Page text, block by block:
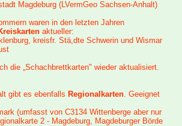
Magdeburg (LVermGeo Sachsen-Anhalt)
waren in den letzten Jahren
aktueller:
kreisfr. Stä,dte Schwerin und Wismar
die „Schachbrettkarten" wieder aktualisiert.
gibt es ebenfalls Regionalkarten. Geeignet
(umfasst von C3134 Wittenberge aber nur
2 - Magdeburg, Magdeburger Börde